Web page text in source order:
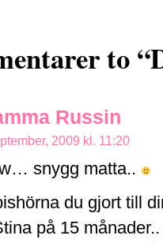
to
Russin
2009 kl. 11:20
snygg matta..
du gjort till
på 15